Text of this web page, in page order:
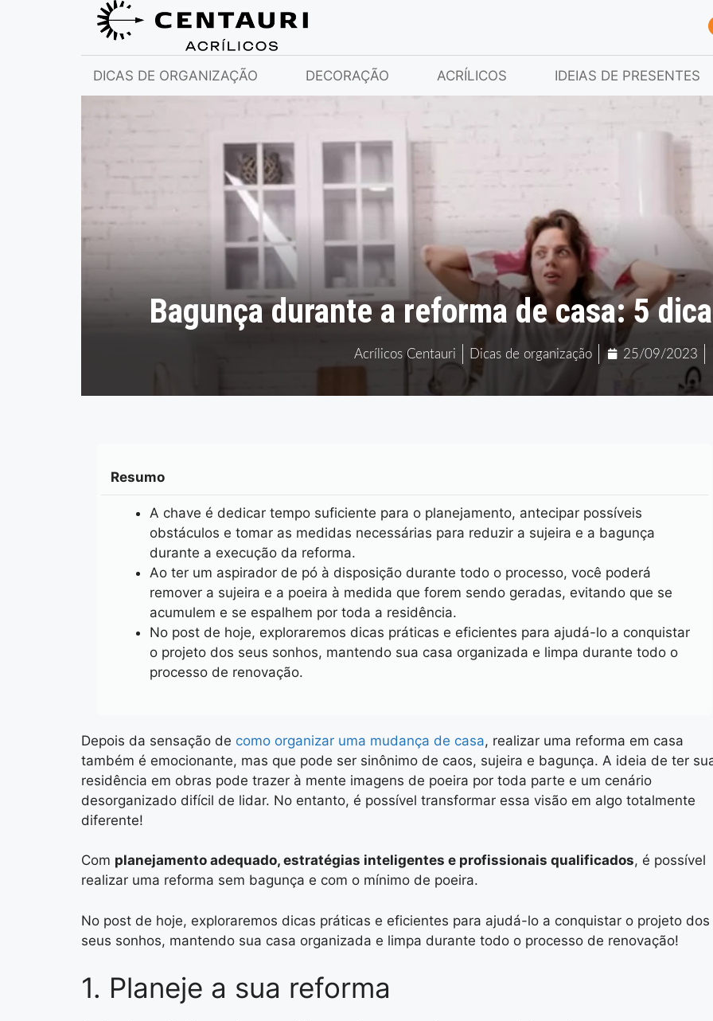
DICAS DE ORGANIZAÇÃO DECORAÇÃO ACRÍLICOS IDEIAS DE PRESENTES
Bagunça durante a reforma de casa: 5
Acrílicos Centauri Dicas de organização 25/09/2023
Resumo
A chave é dedicar tempo suficiente para o planejamento, antecipar possíveis
obstáculos e tomar as medidas necessárias para reduzir a sujeira e a bagunça
durante a execução da reforma.
Ao ter um aspirador de pó à disposição durante todo o processo, você poderá
remover a sujeira e a poeira à medida que forem sendo geradas, evitando que se
acumulem e se espalhem por toda a residência.
No post de hoje, exploraremos dicas práticas e eficientes para ajudá-lo a conquistar
o projeto dos seus sonhos, mantendo sua casa organizada e limpa durante todo o
processo de renovação.
Depois da sensação de como organizar uma mudança de casa, realizar uma reforma em casa
também é emocionante, mas que pode ser sinônimo de caos, sujeira e bagunça. A ideia de ter
residência em obras pode trazer à mente imagens de poeira por toda parte e um cenário
desorganizado difícil de lidar. No entanto, é possível transformar essa visão em algo totalmente
diferente!
Com planejamento adequado, estratégias inteligentes e profissionais qualificados, é possível
realizar uma reforma sem bagunça e com o mínimo de poeira.
No post de hoje, exploraremos dicas práticas e eficientes para ajudá-lo a conquistar o projeto dos
seus sonhos, mantendo sua casa organizada e limpa durante todo o processo de renovação!
1. Planeje a sua reforma